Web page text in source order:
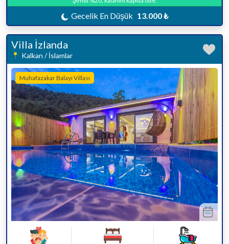
Gecelik En Düşük 13.000 ₺
Villa İzlanda
Kalkan / İslamlar
Muhafazakar Balayı Villası